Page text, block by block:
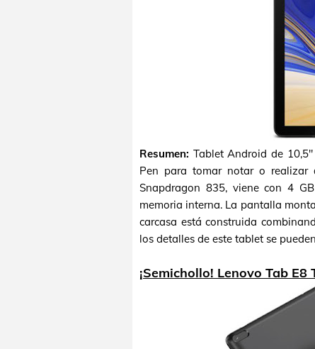
Resumen: Tablet Android de
Pen para tomar notar o realizar
Snapdragon 835, viene con 4
memoria interna. La pantalla
carcasa está construida
los detalles de este tablet se
¡Semichollo! Lenovo Tab